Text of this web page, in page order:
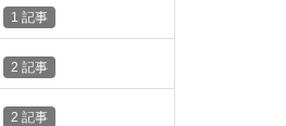
1 記事
2 記事
2 記事